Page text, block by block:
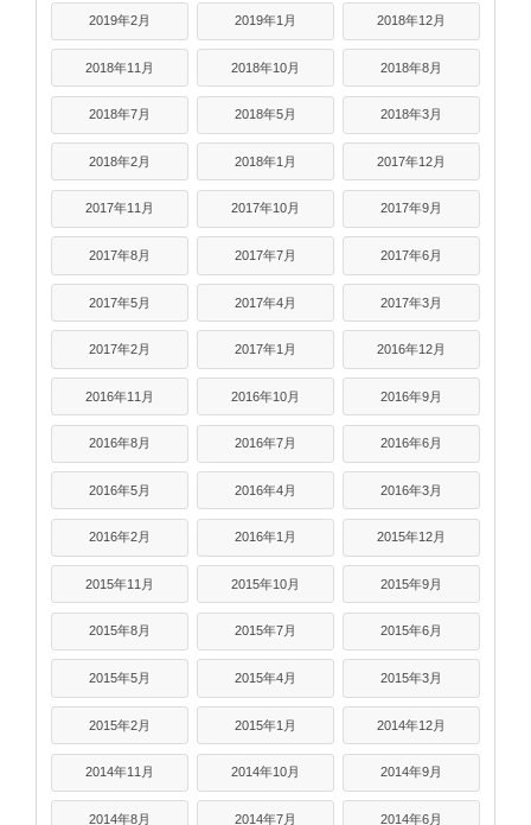
2019年2月 2019年1月 2018年12月
2018年11月 2018年10月 2018年8月
2018年7月 2018年5月 2018年3月
2018年2月 2018年1月 2017年12月
2017年11月 2017年10月 2017年9月
2017年8月 2017年7月 2017年6月
2017年5月 2017年4月 2017年3月
2017年2月 2017年1月 2016年12月
2016年11月 2016年10月 2016年9月
2016年8月 2016年7月 2016年6月
2016年5月 2016年4月 2016年3月
2016年2月 2016年1月 2015年12月
2015年11月 2015年10月 2015年9月
2015年8月 2015年7月 2015年6月
2015年5月 2015年4月 2015年3月
2015年2月 2015年1月 2014年12月
2014年11月 2014年10月 2014年9月
2014年8月 2014年7月 2014年6月